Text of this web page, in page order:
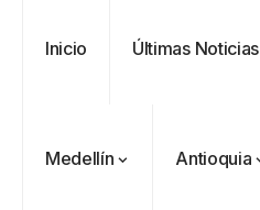
Inicio Últimas Noticias
Medellín Antioquia